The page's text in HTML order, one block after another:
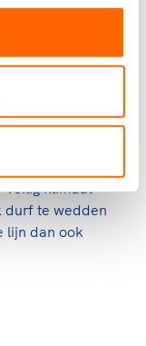
is eveneens
met hun
veilig klimaat
durf te wedden
lijn dan ook